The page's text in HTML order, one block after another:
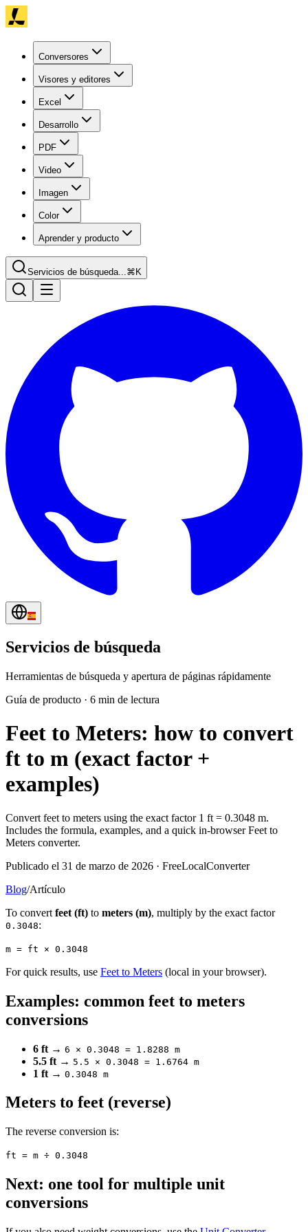
Conversores
Visores y editores
Excel
Desarrollo
PDF
Video
Imagen
Color
Aprender y producto
Servicios de búsqueda...⌘K
Servicios de búsqueda
Herramientas de búsqueda y apertura de páginas rápidamente
Guía de producto · 6 min de lectura
Feet to Meters: how to convert
ft to m (exact factor +
examples)
Convert feet to meters using the exact factor 1 ft = 0.3048 m.
Includes the formula, examples, and a quick in-browser Feet to
Meters converter.
Publicado el 31 de marzo de 2026 · FreeLocalConverter
Blog/Artículo
To convert feet (ft) to meters (m), multiply by the exact factor
0.3048:
m = ft × 0.3048
For quick results, use Feet to Meters (local in your browser).
Examples: common feet to meters
conversions
6 ft → 6 × 0.3048 = 1.8288 m
5.5 ft → 5.5 × 0.3048 = 1.6764 m
1 ft → 0.3048 m
Meters to feet (reverse)
The reverse conversion is:
ft = m ÷ 0.3048
Next: one tool for multiple unit
conversions